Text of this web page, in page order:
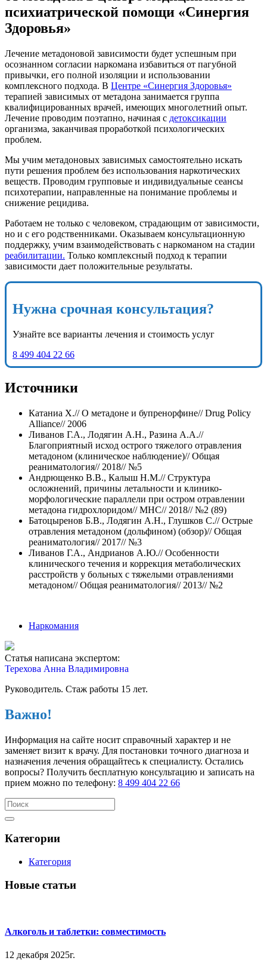
психиатрической помощи «Синергия
Здоровья»
Лечение метадоновой зависимости будет успешным при
осознанном согласии наркомана избавиться от пагубной
привычки, его полной изоляции и использовании
комплексного подхода. В Центре «Синергия Здоровья»
терапией зависимых от метадона занимается группа
квалифицированных врачей, имеющих многолетний опыт.
Лечение проводим поэтапно, начиная с детоксикации
организма, заканчивая проработкой психологических
проблем.
Мы учим метадоновых зависимых самостоятельно искать
пути решения проблем без использования наркотических
веществ. Проводим групповые и индивидуальные сеансы
психотерапии, направленные на понимание проблемы и
снижение рецидива.
Работаем не только с человеком, страдающим от зависимости,
но и с его родственниками. Оказываем консультационную
поддержку, учим взаимодействовать с наркоманом на стадии
реабилитации. Только комплексный подход к терапии
зависимости дает положительные результаты.
Нужна срочная консультация?
Узнайте все варианты лечения и стоимость услуг
8 499 404 22 66
Источники
Катаниа Х.// О метадоне и бупренорфине// Drug Policy
Alliance// 2006
Ливанов Г.А., Лодягин А.Н., Разина А.А.//
Благоприятный исход острого тяжелого отравления
метадоном (клиническое наблюдение)// Общая
реаниматология// 2018// №5
Андрющенко В.В., Калыш Н.М.// Структура
осложнений, причины летальности и клинико-
морфологические параллели при остром отравлении
метадона гидрохлоридом// МНС// 2018// №2 (89)
Батоцыренов Б.В., Лодягин А.Н., Глушков С.// Острые
отравления метадоном (дольфином) (обзор)// Общая
реаниматология// 2017// №3
Ливанов Г.А., Андрианов А.Ю.// Особенности
клинического течения и коррекция метаболических
расстройств у больных с тяжелыми отравлениями
метадоном// Общая реаниматология// 2013// №2
Наркомания
Статья написана экспертом:
Терехова Анна Владимировна
Руководитель. Стаж работы 15 лет.
Важно!
Информация на сайте носит справочный характер и не
заменяет визит к врачу. Для постановки точного диагноза и
назначения лечения обращайтесь к специалисту. Остались
вопросы? Получить бесплатную консультацию и записать на
прием можно по телефону: 8 499 404 22 66
Категории
Категория
Новые статьи
Алкоголь и таблетки: совместимость
12 декабря 2025г.